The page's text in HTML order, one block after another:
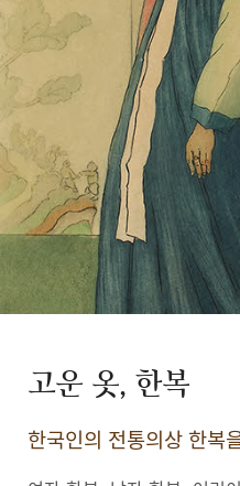
고운 옷, 한복
한국인의 전통의상 한복